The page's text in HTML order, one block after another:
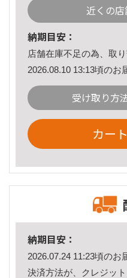
近くの
納期目安：
店舗在庫不足の為、取
2026.08.10 13:13頃のお
受け取り方
カー
納期目安：
2026.07.24 11:23頃のお
決済方法が、クレジッ